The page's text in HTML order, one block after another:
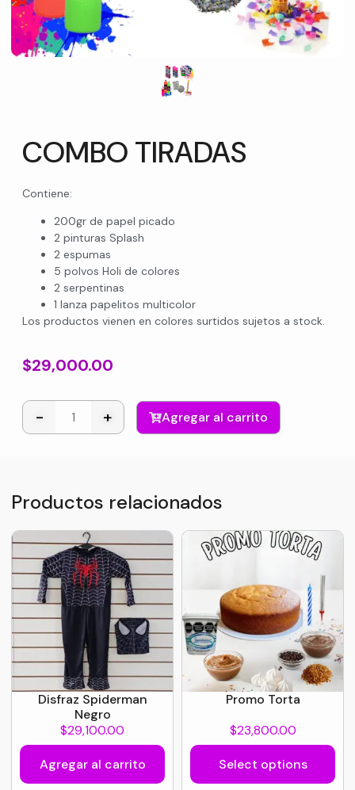
COMBO TIRADAS
Contiene:
200gr de papel picado
2 pinturas Splash
2 espumas
5 polvos Holi de colores
2 serpentinas
1 lanza papelitos multicolor
Los productos vienen en colores surtidos sujetos a stock.
$29,000.00
- + Agregar al carrito
Productos relacionados
Disfraz Spiderman
Negro
$29,100.00
Agregar al carrito
Promo Torta
$23,800.00
Select options